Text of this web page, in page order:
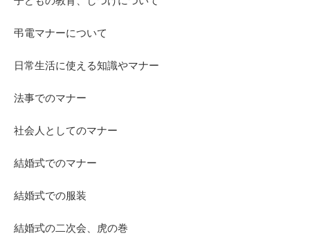
弔電マナーについて
日常生活に使える知識やマナー
法事でのマナー
社会人としてのマナー
結婚式でのマナー
結婚式での服装
結婚式の二次会、虎の巻